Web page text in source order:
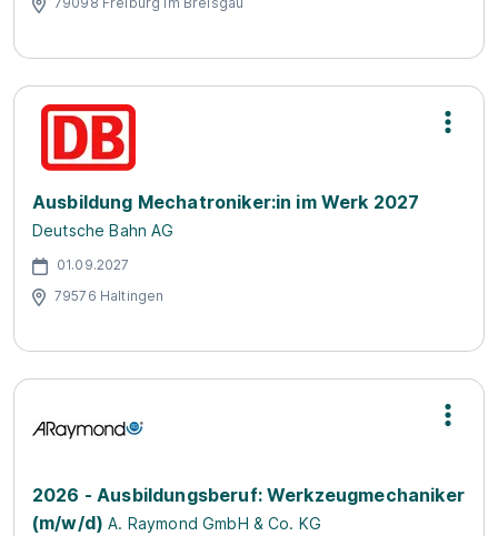
Ausbildung Mechatroniker:in im Werk 2027
Deutsche Bahn AG
01.09.2027
79576 Haltingen
2026 - Ausbildungsberuf: Werkzeugmechaniker
(m/w/d) A. Raymond GmbH & Co. KG